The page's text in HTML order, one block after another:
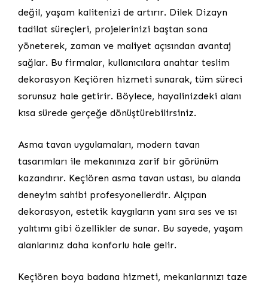
değil, yaşam kalitenizi de artırır. Dilek Dizayn
tadilat süreçleri, projelerinizi baştan sona
yöneterek, zaman ve maliyet açısından avantaj
sağlar. Bu firmalar, kullanıcılara anahtar teslim
dekorasyon Keçiören hizmeti sunarak, tüm süreci
sorunsuz hale getirir. Böylece, hayalinizdeki alanı
kısa sürede gerçeğe dönüştürebilirsiniz.
Asma tavan uygulamaları, modern tavan
tasarımları ile mekanınıza zarif bir görünüm
kazandırır. Keçiören asma tavan ustası, bu alanda
deneyim sahibi profesyonellerdir. Alçıpan
dekorasyon, estetik kaygıların yanı sıra ses ve ısı
yalıtımı gibi özellikler de sunar. Bu sayede, yaşam
alanlarınız daha konforlu hale gelir.
Keçiören boya badana hizmeti, mekanlarınızı taze